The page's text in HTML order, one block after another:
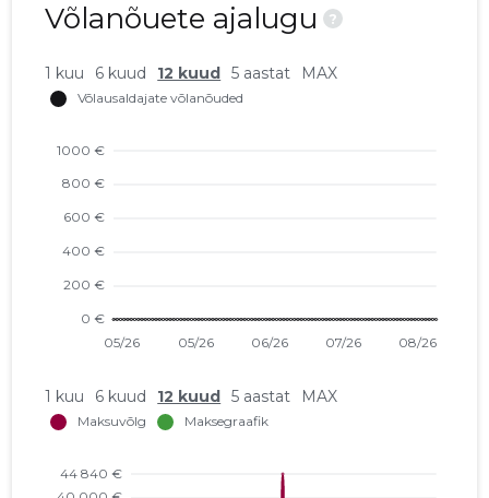
Võlanõuete ajalugu
?
1 kuu 6 kuud 12 kuud 5 aastat MAX
1 kuu 6 kuud 12 kuud 5 aastat MAX